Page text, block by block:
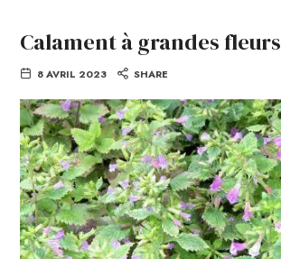
Calament à grandes fleurs
8 AVRIL 2023 SHARE